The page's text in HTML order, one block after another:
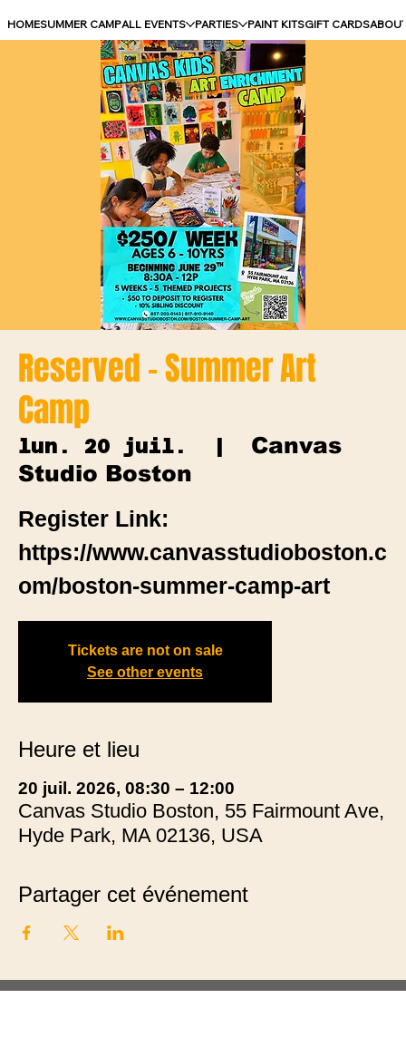
HOMESUMMER CAMPALL EVENTS PARTIES PAINT KITSGIFT CARDS
Reserved - Summer Art
Camp
lun. 20 juil.
  |
Canvas
Studio Boston
Register Link:
https://www.canvasstudioboston.c
om/boston-summer-camp-art
Tickets are not on sale
See other events
Heure et lieu
20 juil. 2026, 08:30 – 12:00
Canvas Studio Boston, 55 Fairmount Ave,
Hyde Park, MA 02136, USA
Partager cet événement